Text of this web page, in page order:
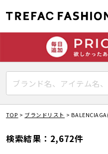
TOP > ブランドリスト >
検索結果：2,672件